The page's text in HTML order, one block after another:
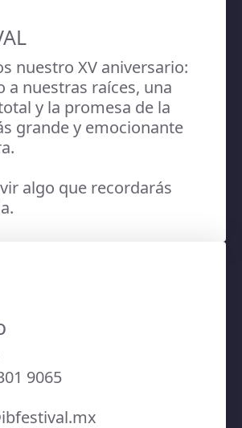
nuestro XV aniversario:
a nuestras raíces, una
y la promesa de la
grande y emocionante
algo que recordarás
9065